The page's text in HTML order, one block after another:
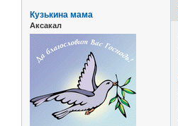
Кузькина мама
Аксакал